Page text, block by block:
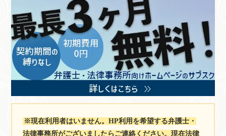
※現在利用者はいません。HP利用を希望する弁護士・
法律事務所がございましたらご連絡ください。現在法律